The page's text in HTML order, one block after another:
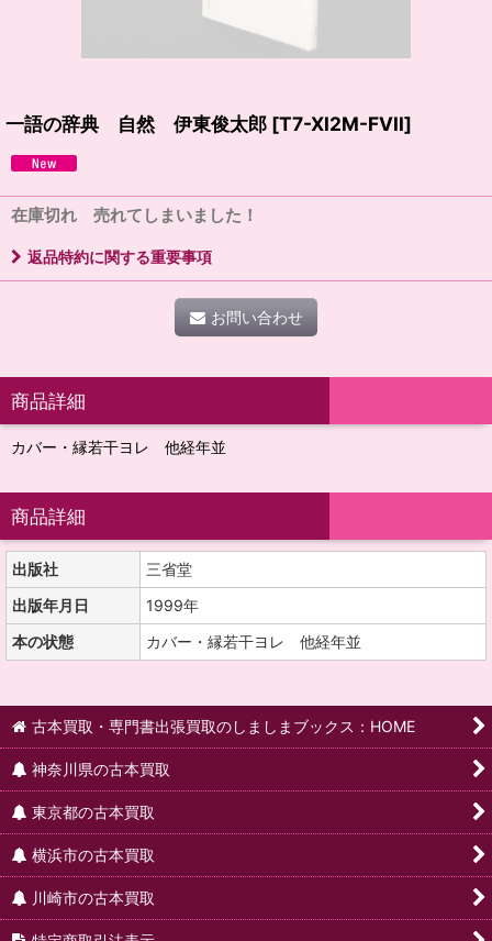
一語の辞典 自然 伊東俊太郎 [T7-XI2M-FVII]
在庫切れ 売れてしまいました！
返品特約に関する重要事項
お問い合わせ
商品詳細
カバー・縁若干ヨレ 他経年並
商品詳細
出版社
三省堂
出版年月日
1999年
本の状態
カバー・縁若干ヨレ 他経年並
古本買取・専門書出張買取のしましまブックス：HOME
神奈川県の古本買取
東京都の古本買取
横浜市の古本買取
川崎市の古本買取